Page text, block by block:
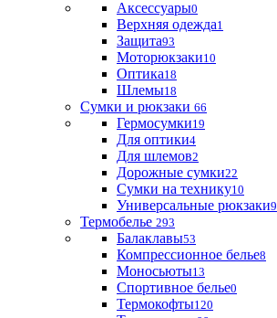
Аксессуары0
Верхняя одежда1
Защита93
Моторюкзаки10
Оптика18
Шлемы18
Сумки и рюкзаки 66
Гермосумки19
Для оптики4
Для шлемов2
Дорожные сумки22
Сумки на технику10
Универсальные рюкзаки9
Термобелье 293
Балаклавы53
Компрессионное белье8
Моносьюты13
Спортивное белье0
Термокофты120